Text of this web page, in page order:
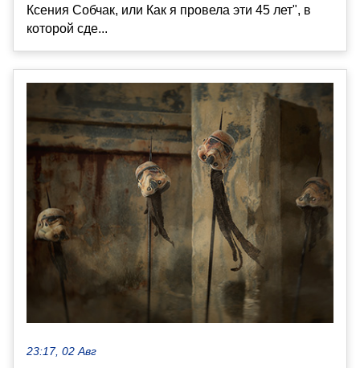
Ксения Собчак, или Как я провела эти 45 лет", в
которой сде...
23:17, 02 Авг